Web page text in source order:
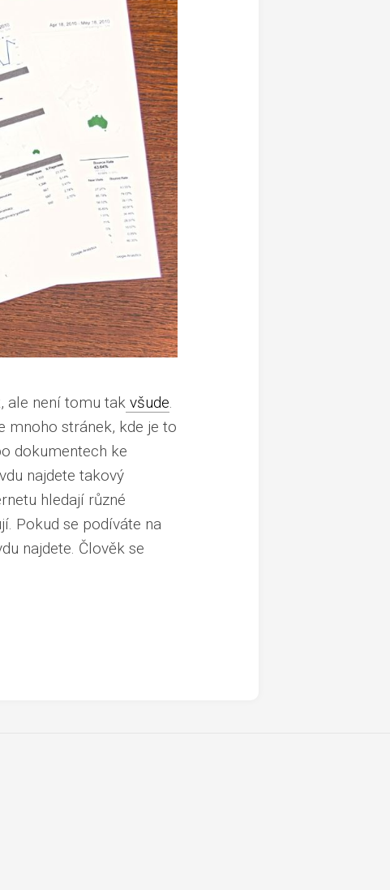
ale není tomu tak všude.
mnoho stránek, kde je to
dokumentech ke
najdete takový
hledají různé
Pokud se podíváte na
najdete. Člověk se